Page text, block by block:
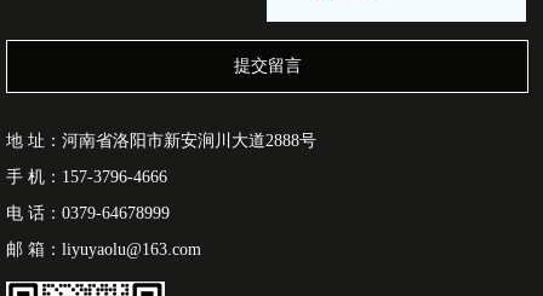
提交留言
地 址：河南省洛阳市新安涧川大道2888号
手 机：157-3796-4666
电 话：0379-64678999
邮 箱：liyuyaolu@163.com